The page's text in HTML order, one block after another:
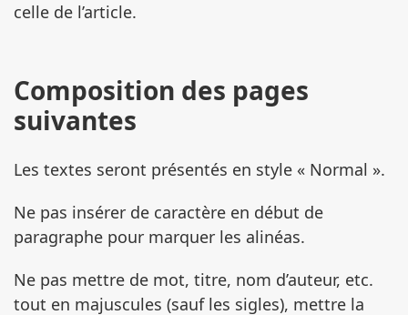
celle de l’article.
Composition des pages
suivantes
Les textes seront présentés en style « Normal ».
Ne pas insérer de caractère en début de
paragraphe pour marquer les alinéas.
Ne pas mettre de mot, titre, nom d’auteur, etc.
tout en majuscules (sauf les sigles), mettre la